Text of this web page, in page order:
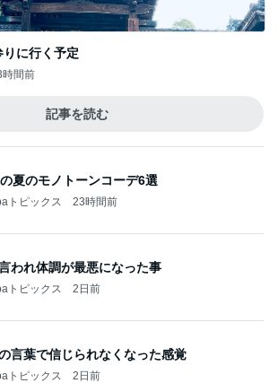
に行く予定
時間前
記事を読む
夏のモノトーンコーデ6選
トピックス 23時間前
われ体調が最悪になった事
トピックス 2日前
言葉で信じられなくなった感覚
トピックス 2日前